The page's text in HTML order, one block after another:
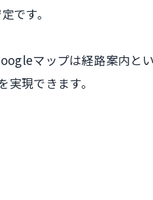
です。
マップは経路案内と
現できます。